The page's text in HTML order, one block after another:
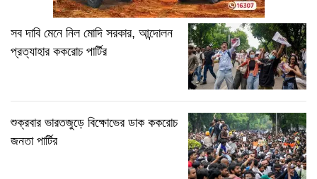
সব দাবি মেনে নিল মোদি সরকার, আন্দোলন
প্রত্যাহার ককরোচ পার্টির
শুক্রবার ভারতজুড়ে বিক্ষোভের ডাক ককরোচ
জনতা পার্টির